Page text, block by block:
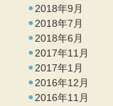
2018年9月
2018年7月
2018年6月
2017年11月
2017年1月
2016年12月
2016年11月